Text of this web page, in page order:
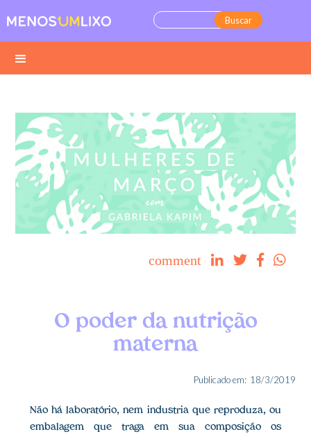
comment    
O poder da nutrição
materna
Publicado em: 18/3/2019
Não há laboratório, nem industria que reproduza, ou
embalagem que traga em sua composição os